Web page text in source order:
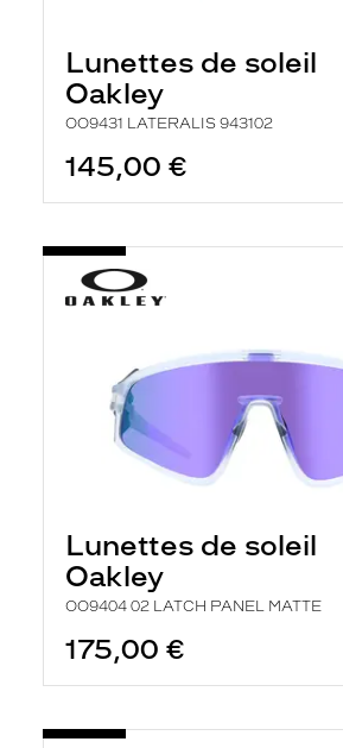
Lunettes de soleil
Oakley
OO9431 LATERALIS 943102
145,00 €
Lunettes de soleil
Oakley
OO9404 02 LATCH PANEL MATTE
175,00 €